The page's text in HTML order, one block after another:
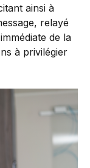
ainsi à
relayé
de la
à privilégier